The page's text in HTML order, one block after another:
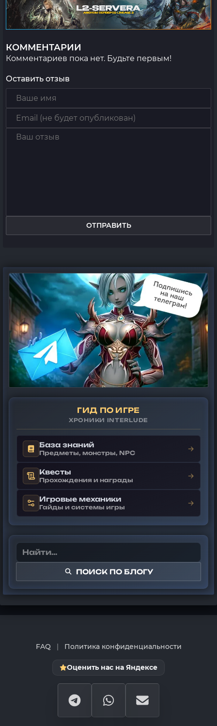
КОММЕНТАРИИ
Комментариев пока нет. Будьте первым!
Оставить отзыв
ОТПРАВИТЬ
ГИД ПО ИГРЕ
ХРОНИКИ INTERLUDE
База знаний
Предметы, монстры, NPC →
Квесты
Прохождения и награды →
Игровые механики
Гайды и системы игры →
ПОИСК ПО БЛОГУ
FAQ | Политика конфиденциальности
Оценить нас на Яндексе